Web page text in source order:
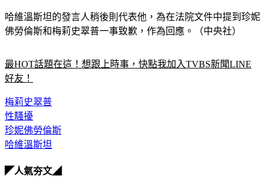
哈維溫斯坦的發言人稍後則代表他，為在法院文件中提到珍妮
佛勞倫斯和梅莉史翠普一事致歉，作為回應。（中央社）
最HOT話題在這！想跟上時事，快點我加入TVBS新聞LINE
好友！
梅莉史翠普
性騷擾
珍妮佛勞倫斯
哈維溫斯坦
◤人氣夯文◢